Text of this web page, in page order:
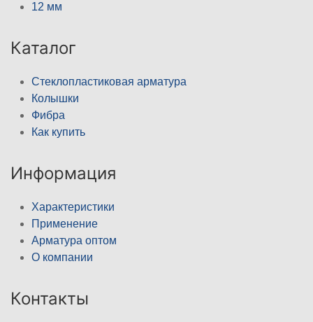
12 мм
Каталог
Стеклопластиковая арматура
Колышки
Фибра
Как купить
Информация
Характеристики
Применение
Арматура оптом
О компании
Контакты